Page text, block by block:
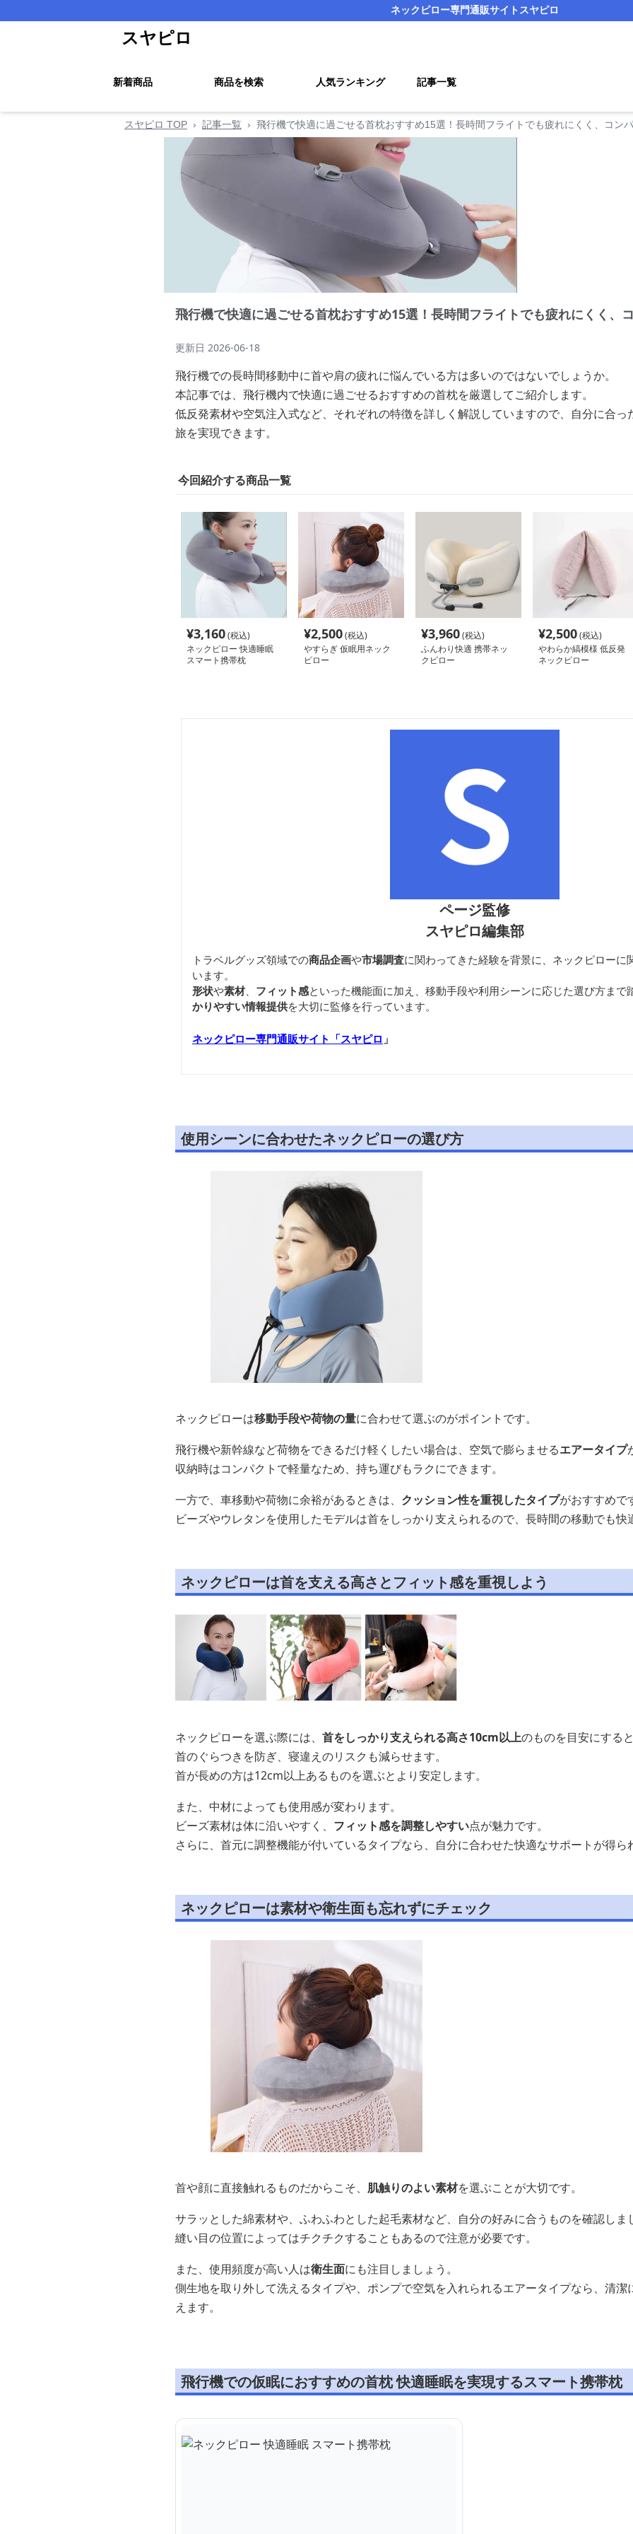
ネックピロー専門通販サイト スヤピロ
スヤピロ
新着商品 商品を検索 人気ランキング 記事一覧
スヤピロ TOP › 記事一覧 › 飛行機で快適に過ごせる首枕おすすめ15選！長時間フライトでも疲れにくく、コンパ
飛行機で快適に過ごせる首枕おすすめ15選！長時間フライトでも疲れにくく、
更新日 2026-06-18
飛行機での長時間移動中に首や肩の疲れに悩んでいる方は多いのではないでしょうか。
本記事では、飛行機内で快適に過ごせるおすすめの首枕を厳選してご紹介します。
低反発素材や空気注入式など、それぞれの特徴を詳しく解説していますので、自分に合
旅を実現できます。
今回紹介する商品一覧
¥3,160(税込)
ネックピロー 快適睡眠
スマート携帯枕
¥2,500(税込)
やすらぎ 仮眠用ネック
ピロー
¥3,960(税込)
ふんわり快適 携帯ネッ
クピロー
¥2,500(税込)
やわらか縞模様 低反発
ネックピロー
ページ監修
スヤピロ編集部
トラベルグッズ領域での商品企画や市場調査に関わってきた経験を背景に、ネックピローに
います。
形状や素材、 フィット感といった機能面に加え、移動手段や利用シーンに応じた選び方まで
かりやすい情報提供を大切に監修を行っています。
ネックピロー専門通販サイト「スヤピロ 」
使用シーンに合わせたネックピローの選び方
ネックピローは移動手段や荷物の量に合わせて選ぶのがポイントです。
飛行機や新幹線など荷物をできるだけ軽くしたい場合は、空気で膨らませるエアータイプ
収納時はコンパクトで軽量なため、持ち運びもラクにできます。
一方で、車移動や荷物に余裕があるときは、 クッション性を重視したタイプがおすすめで
ビーズやウレタンを使用したモデルは首をしっかり支えられるので、長時間の移動でも快
ネックピローは首を支える高さとフィット感を重視しよう
ネックピローを選ぶ際には、 首をしっかり支えられる高さ10cm以上のものを目安にすると
首のぐらつきを防ぎ、寝違えのリスクも減らせます。
首が長めの方は12cm以上あるものを選ぶとより安定します。
また、中材によっても使用感が変わります。
ビーズ素材は体に沿いやすく、 フィット感を調整しやすい点が魅力です。
さらに、首元に調整機能が付いているタイプなら、自分に合わせた快適なサポートが得ら
ネックピローは素材や衛生面も忘れずにチェック
首や顔に直接触れるものだからこそ、 肌触りのよい素材を選ぶことが大切です。
サラッとした綿素材や、ふわふわとした起毛素材など、自分の好みに合うものを確認しま
縫い目の位置によってはチクチクすることもあるので注意が必要です。
また、使用頻度が高い人は衛生面にも注目しましょう。
側生地を取り外して洗えるタイプや、ポンプで空気を入れられるエアータイプなら、清潔
えます。
飛行機での仮眠におすすめの首枕 快適睡眠を実現するスマート携帯枕